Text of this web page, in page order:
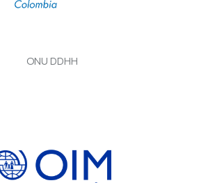
ONU DDHH